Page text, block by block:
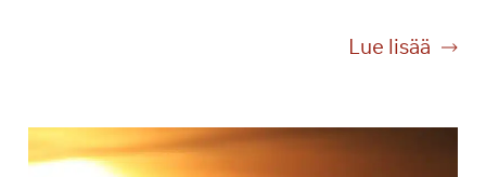
Lue lisää
B
g